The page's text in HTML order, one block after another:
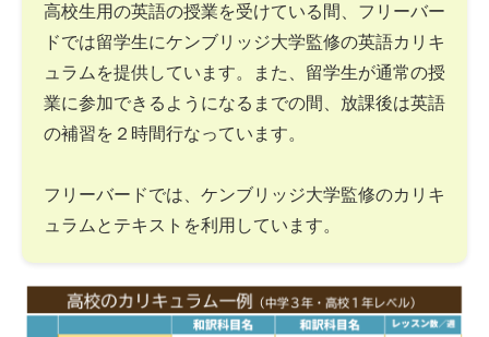
高校生用の英語の授業を受けている間、フリーバー
ドでは留学生にケンブリッジ大学監修の英語カリキ
ュラムを提供しています。また、留学生が通常の授
業に参加できるようになるまでの間、放課後は英語
の補習を２時間行なっています。
フリーバードでは、ケンブリッジ大学監修のカリキ
ュラムとテキストを利用しています。